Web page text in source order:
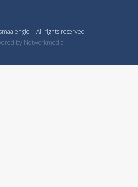
engle | All rights reserved
by Networkmedia